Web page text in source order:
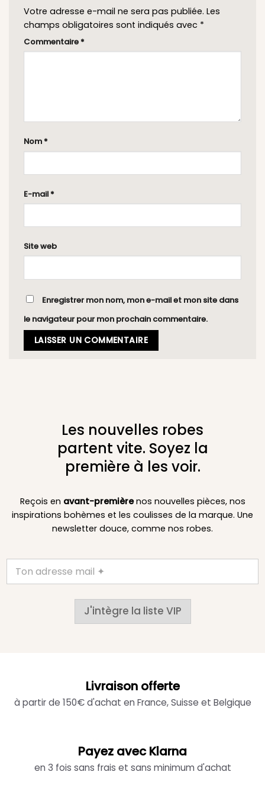
Votre adresse e-mail ne sera pas publiée. Les
champs obligatoires sont indiqués avec *
Commentaire *
Nom *
E-mail *
Site web
Enregistrer mon nom, mon e-mail et mon site dans
le navigateur pour mon prochain commentaire.
Les nouvelles robes
partent vite. Soyez la
première à les voir.
Reçois en avant-premièrenos nouvelles pièces, nos
inspirations bohèmes et les coulisses de la marque. Une
newsletter douce, comme nos robes.
J'intègre la liste VIP
Livraison offerte
à partir de 150€ d'achat en France, Suisse et Belgique
Payez avec Klarna
en 3 fois sans frais et sans minimum d'achat